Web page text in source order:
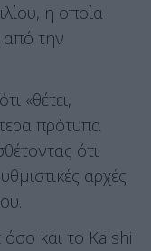
η οποία
από την
«θέτει,
πρότυπα
ότι
αρχές
και το Kalshi